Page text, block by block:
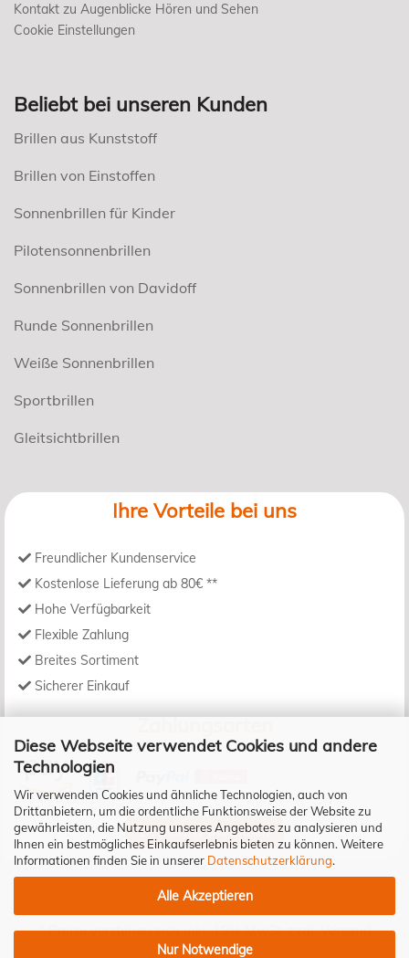
Diese Webseite verwendet Cookies und andere
Technologien
Wir verwenden Cookies und ähnliche Technologien, auch von
Drittanbietern, um die ordentliche Funktionsweise der Website zu
gewährleisten, die Nutzung unseres Angebotes zu analysieren und
Ihnen ein bestmögliches Einkaufserlebnis bieten zu können. Weitere
Informationen finden Sie in unserer Datenschutzerklärung.
Alle Akzeptieren
Nur Notwendige
Kontakt zu Augenblicke Hören und Sehen
Cookie Einstellungen
Beliebt bei unseren Kunden
Brillen aus Kunststoff
Brillen von Einstoffen
Sonnenbrillen für Kinder
Pilotensonnenbrillen
Sonnenbrillen von Davidoff
Runde Sonnenbrillen
Weiße Sonnenbrillen
Sportbrillen
Gleitsichtbrillen
Ihre Vorteile bei uns
Freundlicher Kundenservice
Kostenlose Lieferung ab 80€ **
Hohe Verfügbarkeit
Flexible Zahlung
Breites Sortiment
Sicherer Einkauf
Zahlungsarten
Bestellung widerrufen
* Preise verstehen sich inkl. 19% MwSt. zzgl.Versand